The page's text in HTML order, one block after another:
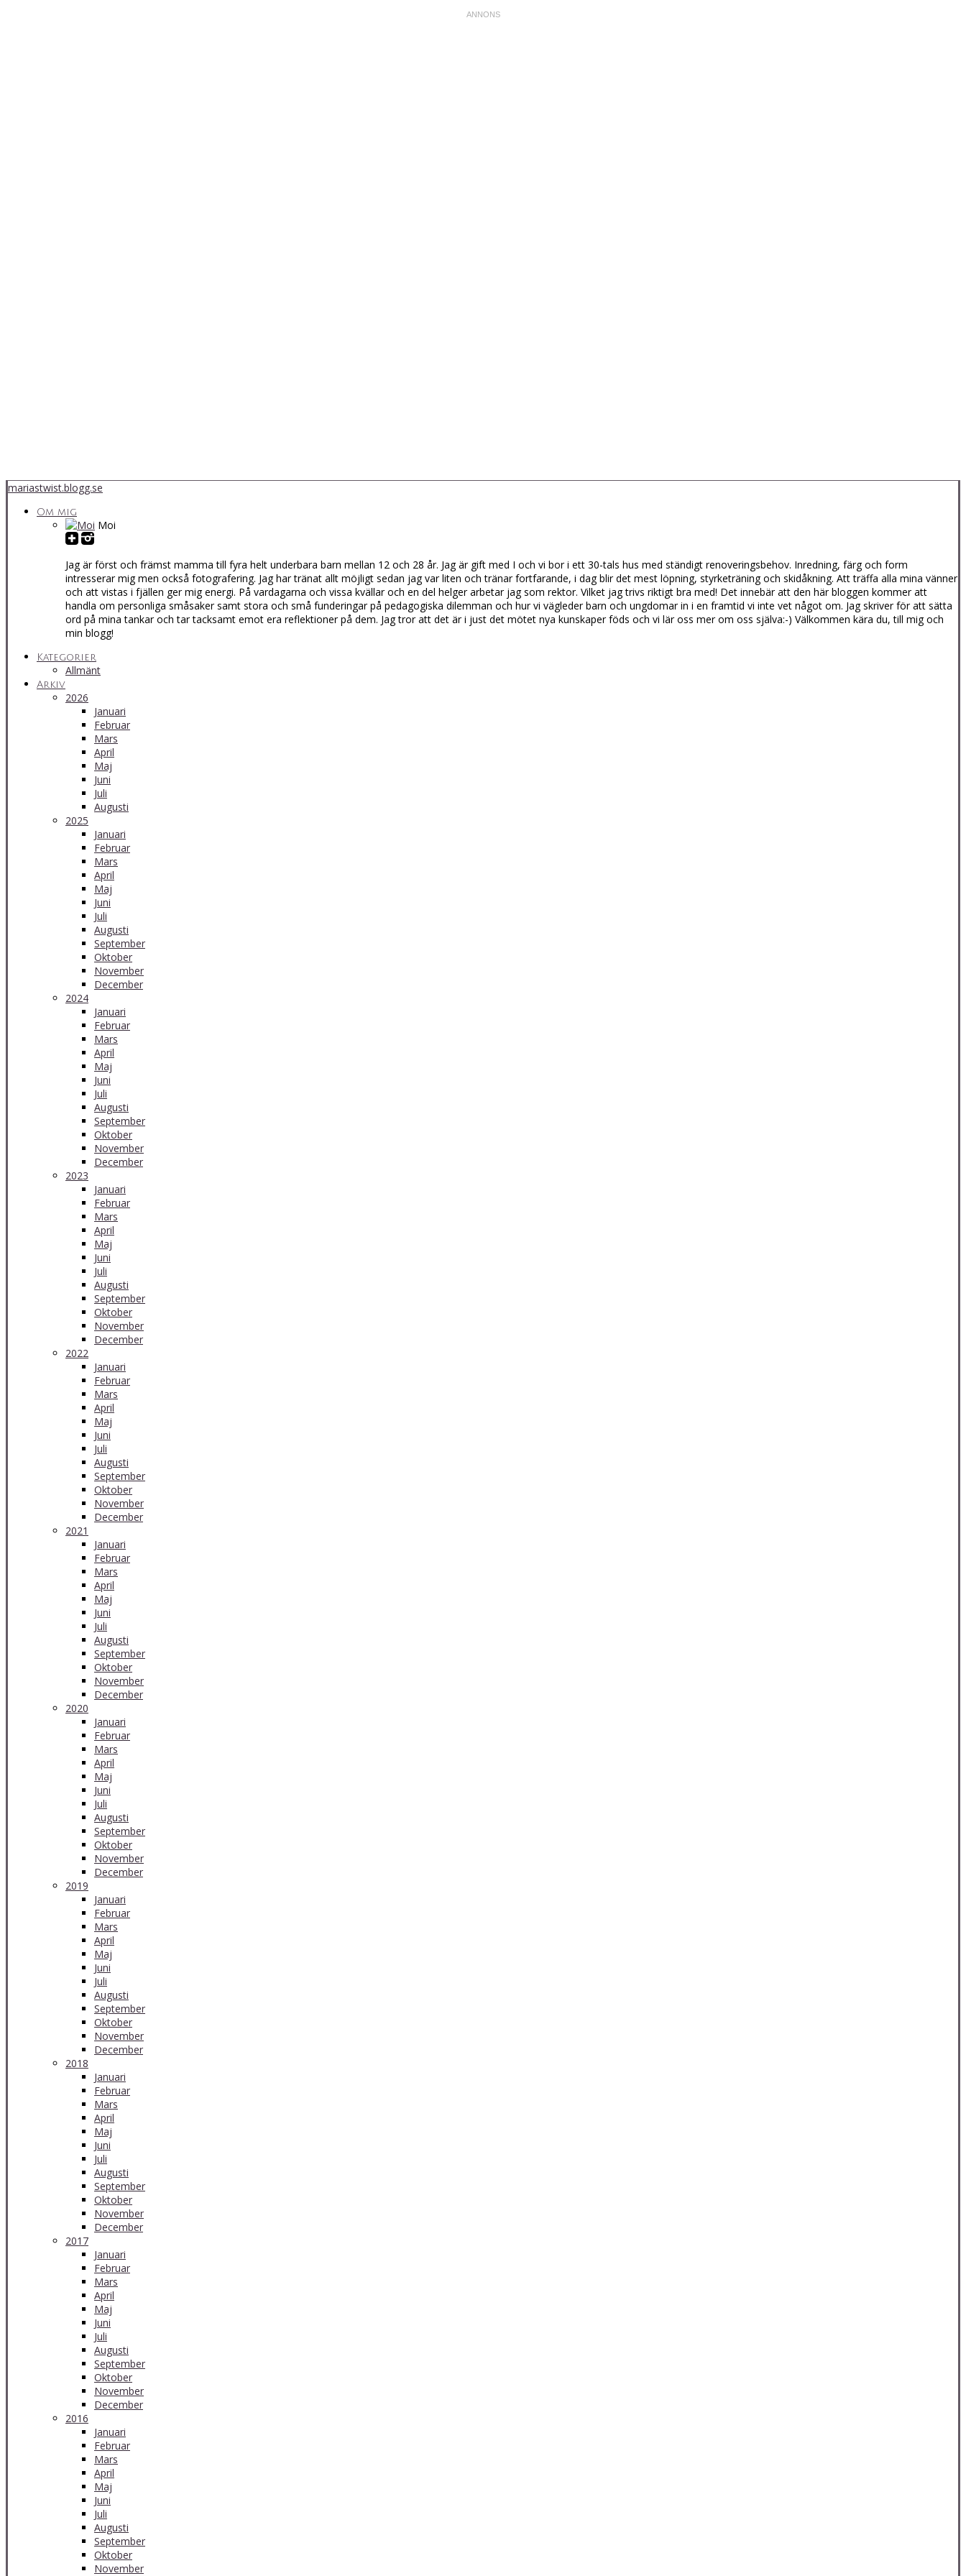
mariastwist.blogg.se
Om mig
Moi
Jag är först och främst mamma till fyra helt underbara barn mellan 12 och 28 år. Jag är gift med I och vi bor i ett 30-tals hus med ständigt renoveringsbehov. Inredning, färg och form
intresserar mig men också fotografering. Jag har tränat allt möjligt sedan jag var liten och tränar fortfarande, i dag blir det mest löpning, styrketräning och skidåkning. Att träffa alla mina vänner
och att vistas i fjällen ger mig energi. På vardagarna och vissa kvällar och en del helger arbetar jag som rektor. Vilket jag trivs riktigt bra med! Det innebär att den här bloggen kommer att
handla om personliga småsaker samt stora och små funderingar på pedagogiska dilemman och hur vi vägleder barn och ungdomar in i en framtid vi inte vet något om. Jag skriver för att sätta
ord på mina tankar och tar tacksamt emot era reflektioner på dem. Jag tror att det är i just det mötet nya kunskaper föds och vi lär oss mer om oss själva:-) Välkommen kära du, till mig och
min blogg!
Kategorier
Allmänt
Arkiv
2026
Januari
Februar
Mars
April
Maj
Juni
Juli
Augusti
2025
Januari
Februar
Mars
April
Maj
Juni
Juli
Augusti
September
Oktober
November
December
2024
Januari
Februar
Mars
April
Maj
Juni
Juli
Augusti
September
Oktober
November
December
2023
Januari
Februar
Mars
April
Maj
Juni
Juli
Augusti
September
Oktober
November
December
2022
Januari
Februar
Mars
April
Maj
Juni
Juli
Augusti
September
Oktober
November
December
2021
Januari
Februar
Mars
April
Maj
Juni
Juli
Augusti
September
Oktober
November
December
2020
Januari
Februar
Mars
April
Maj
Juni
Juli
Augusti
September
Oktober
November
December
2019
Januari
Februar
Mars
April
Maj
Juni
Juli
Augusti
September
Oktober
November
December
2018
Januari
Februar
Mars
April
Maj
Juni
Juli
Augusti
September
Oktober
November
December
2017
Januari
Februar
Mars
April
Maj
Juni
Juli
Augusti
September
Oktober
November
December
2016
Januari
Februar
Mars
April
Maj
Juni
Juli
Augusti
September
Oktober
November